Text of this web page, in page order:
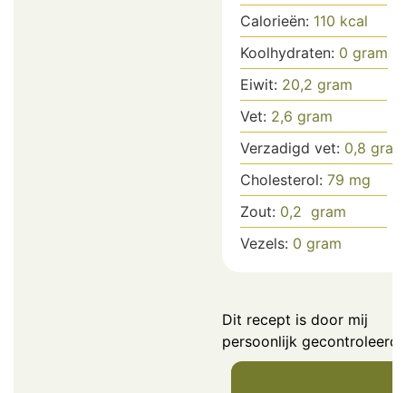
Calorieën: 110 kcal
Koolhydraten: 0 gram
Eiwit: 20,2 gram
Vet: 2,6 gram
Verzadigd vet: 0,8 gram
Cholesterol: 79 mg
Zout: 0,2 gram
Vezels: 0 gram
Dit recept is door mij
persoonlijk gecontroleerd.